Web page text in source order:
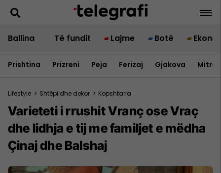
Ballina Të fundit Lajme Botë
Prishtina Prizreni Peja Ferizaj Gjakova
Lifestyle > Shtëpi dhe dekor > Kopshtaria
Varieteti i rrushit Vranç ose Vraç
dhe lidhja e tij me familjet e mëdha
Çinaj dhe Balshaj